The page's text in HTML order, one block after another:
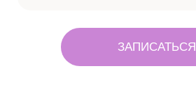
ЗАПИСАТЬСЯ